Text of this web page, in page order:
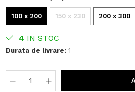
100 x 200 150 x 230 200 x 300
4 IN STOC
Durata de livrare:1